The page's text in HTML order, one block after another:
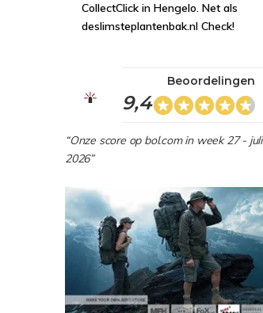
CollectClick in Hengelo. Net als
deslimsteplantenbak.nl Check!
9,4
Beoordelingen
“Onze score op bol.com in week 27 - juli
2026”